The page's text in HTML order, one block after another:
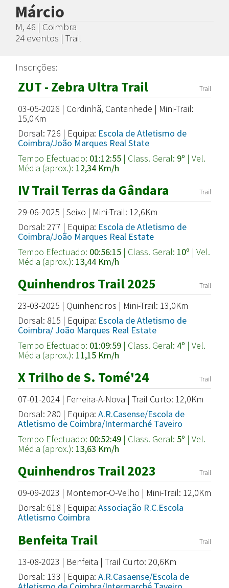
Márcio
M, 46 | Coimbra
24 eventos | Trail
Inscrições:
ZUT - Zebra Ultra Trail Trail
03-05-2026 | Cordinhã, Cantanhede | Mini-Trail:
15,0Km
Dorsal: 726 | Equipa: Escola de Atletismo de
Coimbra/João Marques Real State
Tempo Efectuado: 01:12:55 | Class. Geral: 9º | Vel.
Média (aprox.): 12,34 Km/h
IV Trail Terras da Gândara Trail
29-06-2025 | Seixo | Mini-Trail: 12,6Km
Dorsal: 277 | Equipa: Escola de Atletismo de
Coimbra/João Marques Real Estate
Tempo Efectuado: 00:56:15 | Class. Geral: 10º | Vel.
Média (aprox.): 13,44 Km/h
Quinhendros Trail 2025 Trail
23-03-2025 | Quinhendros | Mini-Trail: 13,0Km
Dorsal: 815 | Equipa: Escola de Atletismo de
Coimbra/ João Marques Real Estate
Tempo Efectuado: 01:09:59 | Class. Geral: 4º | Vel.
Média (aprox.): 11,15 Km/h
X Trilho de S. Tomé'24 Trail
07-01-2024 | Ferreira-A-Nova | Trail Curto: 12,0Km
Dorsal: 280 | Equipa: A.R.Casense/Escola de
Atletismo de Coimbra/Intermarché Taveiro
Tempo Efectuado: 00:52:49 | Class. Geral: 5º | Vel.
Média (aprox.): 13,63 Km/h
Quinhendros Trail 2023 Trail
09-09-2023 | Montemor-O-Velho | Mini-Trail: 12,0Km
Dorsal: 618 | Equipa: Associação R.C.Escola
Atletismo Coimbra
Benfeita Trail Trail
13-08-2023 | Benfeita | Trail Curto: 20,6Km
Dorsal: 133 | Equipa: A.R.Casaense/Escola de